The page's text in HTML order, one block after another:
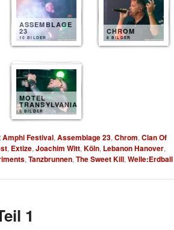
ASSEMBLAGE
23
10 BILDER
CHROM
8 BILDER
MOTEL
TRANSYLVANIA
8 BILDER
Amphi Festival, Assemblage 23, Chrom, Clan Of
, Extize, Joachim Witt, Köln, Lebanon Hanover,
, Tanzbrunnen, The Sweet Kill, Welle:Erdball
1